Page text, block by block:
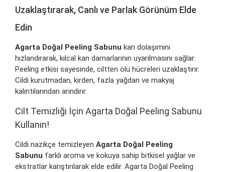
Uzaklaştırarak, Canlı ve Parlak Görünüm Elde
Edin
Agarta Doğal Peeling Sabunu kan dolaşımını
hızlandırarak, kılcal kan damarlarının uyarılmasını sağlar.
Peeling etkisi sayesinde, ciltten ölü hücreleri uzaklaştırır.
Cildi kurutmadan, kirden, fazla yağdan ve makyaj
kalıntılarından arındırır.
Cilt Temizliği İçin Agarta Doğal Peeling Sabunu
Kullanın!
Cildi nazikçe temizleyen Agarta Doğal Peeling
Sabunu farklı aroma ve kokuya sahip bitkisel yağlar ve
ekstratlar karıştırılarak elde edilir. Agarta Doğal Peeling